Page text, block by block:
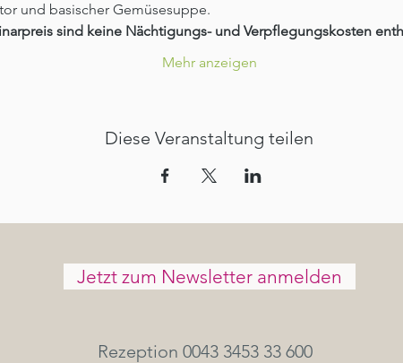
und basischer Gemüsesuppe.
sind keine Nächtigungs- und Verpflegungskosten
Mehr anzeigen
Diese Veranstaltung teilen
Jetzt zum Newsletter anmelden
Rezeption 0043 3453 33 600